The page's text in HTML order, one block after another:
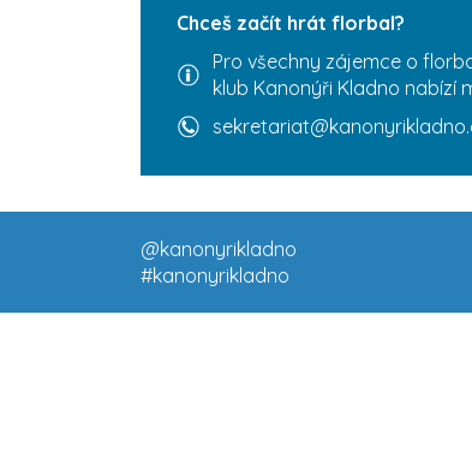
Chceš začít hrát florbal?
Pro všechny zájemce o
klub Kanonýři Kladno nabízí
@kanonyrikladno
#kanonyrikladno